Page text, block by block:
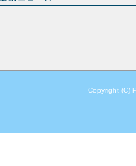
Copyright (C)